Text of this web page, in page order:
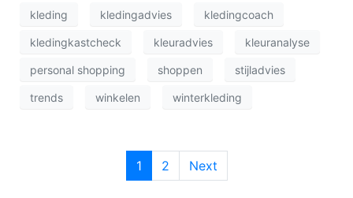
kleding kledingadvies kledingcoach
kledingkastcheck kleuradvies kleuranalyse
personal shopping shoppen stijladvies
trends winkelen winterkleding
1 2 Next